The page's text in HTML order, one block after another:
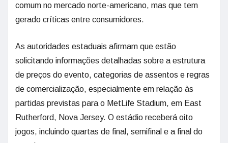
comum no mercado norte-americano, mas que tem
gerado críticas entre consumidores.
As autoridades estaduais afirmam que estão
solicitando informações detalhadas sobre a estrutura
de preços do evento, categorias de assentos e regras
de comercialização, especialmente em relação às
partidas previstas para o MetLife Stadium, em East
Rutherford, Nova Jersey. O estádio receberá oito
jogos, incluindo quartas de final, semifinal e a final do